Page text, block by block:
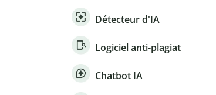
Détecteur d'IA
Logiciel anti-plagiat
Chatbot IA